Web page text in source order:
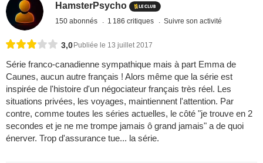
HamsterPsycho
150 abonnés 1 186 critiques Suivre son activité
3,0Publiée le 13 juillet 2017
Série franco-canadienne sympathique mais à part Emma de
Caunes, aucun autre français ! Alors même que la série est
inspirée de l'histoire d'un négociateur français très réel. Les
situations privées, les voyages, maintiennent l'attention. Par
contre, comme toutes les séries actuelles, le côté "je trouve en 2
secondes et je ne me trompe jamais ô grand jamais" a de quoi
énerver. Trop d'assurance tue... la série.